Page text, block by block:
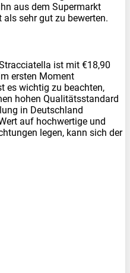
aus dem Supermarkt
sehr gut zu bewerten.
ist mit €18,90
ersten Moment
es wichtig zu beachten,
hohen Qualitätsstandard
in Deutschland
auf hochwertige und
legen, kann sich der